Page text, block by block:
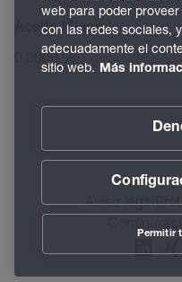
Aceite Mineral
0.0000 %
Aviso legal
web para poder
con las redes sociales,
adecuadamente el
sitio web. Más
Permitir